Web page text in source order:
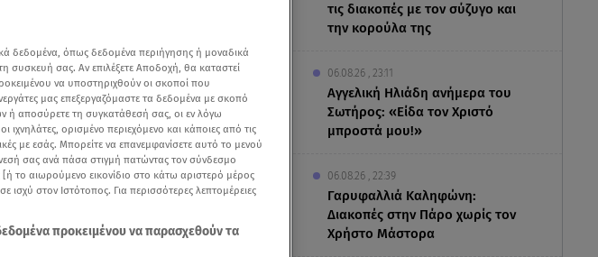
τις διακοπές με τον σύζυγο και
την κορούλα της
06.08.26 , 23:11
Αγγελική Ηλιάδη ανήμερα του
Σωτήρος: «Είδα τον Χριστό
μπροστά μου!»
06.08.26 , 22:39
Γαρυφαλλιά Καληφώνη:
Διακοπές στην Πάρο χωρίς τον
Χρήστο Μάστορα
στην εκπομπή "Πάμε Δανάη"/ MEGA
αποτελέσματα αναζήτησης
δεδομένα, όπως δεδομένα περιήγησης ή μοναδικά
συσκευή σας. Αν επιλέξετε Αποδοχή, θα καταστεί
να υποστηριχθούν οι σκοποί που
μας επεξεργαζόμαστε τα δεδομένα με σκοπό
ή αποσύρετε τη συγκατάθεσή σας, οι εν λόγω
ορισμένο περιεχόμενο και κάποιες από τις
με εσάς. Μπορείτε να επανεμφανίσετε αυτό το μενού
σας ανά πάσα στιγμή πατώντας τον σύνδεσμο
το αιωρούμενο εικονίδιο στο κάτω αριστερό μέρος
ισχύ στον Ιστότοπος. Για περισσότερες λεπτομέρειες
προκειμένου να παρασχεθούν τα